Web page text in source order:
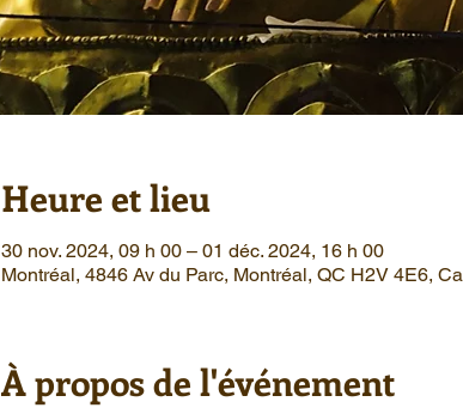
Heure et lieu
30 nov. 2024, 09 h 00 – 01 déc. 2024, 16 h 00
Montréal, 4846 Av du Parc, Montréal, QC H2V 4E6,
À propos de l'événement